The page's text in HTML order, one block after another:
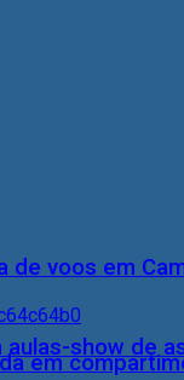
show de
de voos em
em